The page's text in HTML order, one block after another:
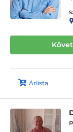
Árlista